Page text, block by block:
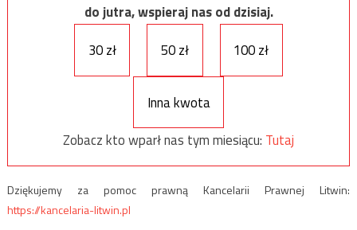
do jutra, wspieraj nas od dzisiaj.
30 zł
50 zł 100 zł
Inna kwota
Zobacz kto wparł nas tym miesiącu: Tutaj
Dziękujemy za pomoc prawną Kancelarii Prawnej Litwin:
https://kancelaria-litwin.pl